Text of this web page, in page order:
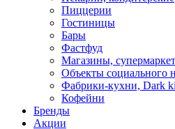
Пиццерии
Гостиницы
Бары
Фастфуд
Магазины,
Объекты социального
Фабрики-кухни, Dark
Кофейни
Бренды
Акции